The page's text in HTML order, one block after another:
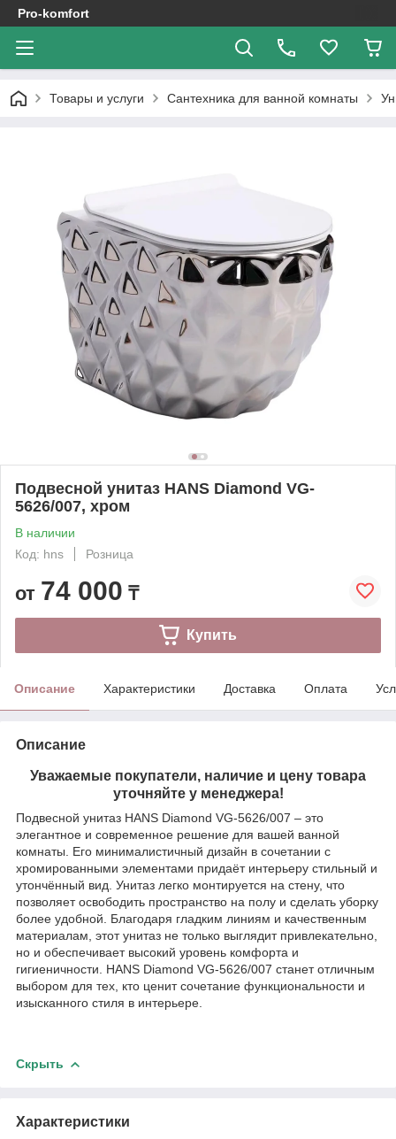
Pro-komfort
Товары и услуги Сантехника для ванной комнаты
Подвесной унитаз HANS Diamond VG-
5626/007, хром
В наличии
Код: hns
Розница
от 74 000 ₸
Купить
Описание Характеристики Доставка Оплата
Описание
Уважаемые покупатели, наличие и цену товара
уточняйте у менеджера!
Подвесной унитаз HANS Diamond VG-5626/007 – это
элегантное и современное решение для вашей ванной
комнаты. Его минималистичный дизайн в сочетании с
хромированными элементами придаёт интерьеру стильный и
утончённый вид. Унитаз легко монтируется на стену, что
позволяет освободить пространство на полу и сделать уборку
более удобной. Благодаря гладким линиям и качественным
материалам, этот унитаз не только выглядит привлекательно,
но и обеспечивает высокий уровень комфорта и
гигиеничности. HANS Diamond VG-5626/007 станет отличным
выбором для тех, кто ценит сочетание функциональности и
изысканного стиля в интерьере.
Скрыть
Характеристики